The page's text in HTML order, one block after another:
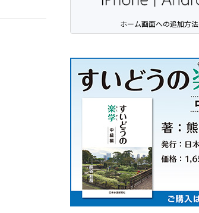
ホーム画面への追加方法